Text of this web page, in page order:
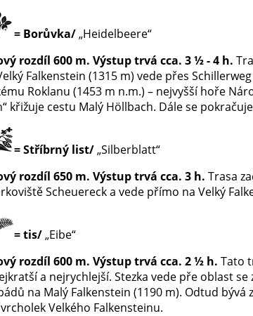
= Borůvka/„Heidelbeere“
rozdíl 600 m. Výstup trvá cca. 3 ½ - 4 h.
Falkenstein (1315 m) vede přes
Roklanu (1453 m n.m.) – nejvyšší hoře
křižuje cestu Malý Höllbach. Dále se
= Stříbrný list/„Silberblatt“
rozdíl 650 m. Výstup trvá cca. 3 h. Trasa
Scheuereck a vede přímo na Velký
= tis/„Eibe“
rozdíl 600 m. Výstup trvá cca. 2 ½ h. Tato
a nejrychlejší. Stezka vede pře oblast
na Malý Falkenstein (1190 m). Odtud
Velkého Falkensteinu.